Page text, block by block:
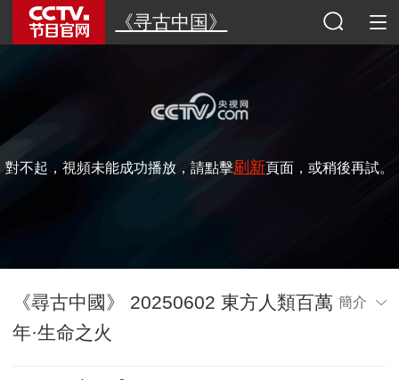
《寻古中国》
對不起，視頻未能成功播放，請點擊刷新頁面，或稍後再試。
《尋古中國》 20250602 東方人類百萬
年·生命之火
簡介